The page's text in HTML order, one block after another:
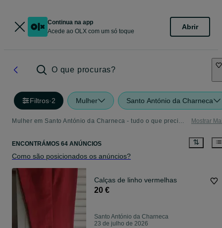
Continua na app
Acede ao OLX com um só toque
Abrir
O que procuras?
Filtros·2 Mulher Santo António da Charneca
Mulher em Santo António da Charneca - tudo o que precisa - Página 2 Mostrar
ENCONTRÁMOS 64 ANÚNCIOS
Como são posicionados os anúncios?
Calças de linho vermelhas
20 €
Santo António da Charneca
23 de julho de 2026